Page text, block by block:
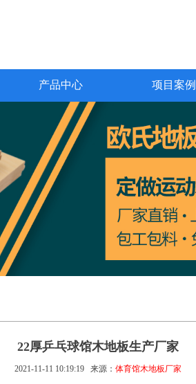
产品中心 项目案例
22厚乒乓球馆木地板生产厂家
2021-11-11 10:19:19 来源： 体育馆木地板厂家